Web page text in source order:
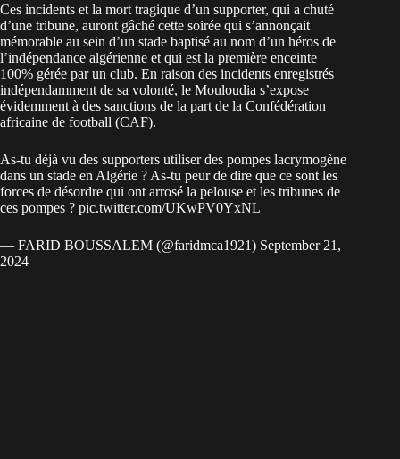
Ces incidents et la mort tragique d’un supporter, qui a chuté
d’une tribune, auront gâché cette soirée qui s’annonçait
mémorable au sein d’un stade baptisé au nom d’un héros de
l’indépendance algérienne et qui est la première enceinte
100% gérée par un club. En raison des incidents enregistrés
indépendamment de sa volonté, le Mouloudia s’expose
évidemment à des sanctions de la part de la Confédération
africaine de football (CAF).
As-tu déjà vu des supporters utiliser des pompes lacrymogène
dans un stade en Algérie ? As-tu peur de dire que ce sont les
forces de désordre qui ont arrosé la pelouse et les tribunes de
ces pompes ? pic.twitter.com/UKwPV0YxNL
— FARID BOUSSALEM (@faridmca1921) September 21,
2024